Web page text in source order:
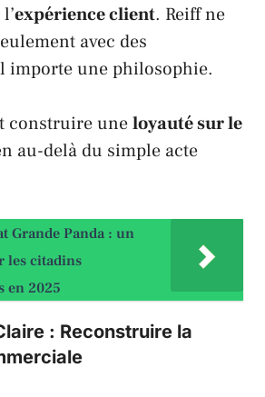
expérience client. Reiffne
avec des
importe une philosophie.
construire uneloyauté sur le
au-delà du simple acte
Grande Panda : un
les citadins
en 2025
: Reconstruire la